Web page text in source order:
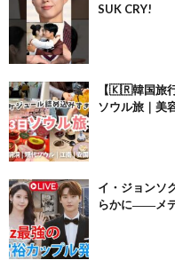
SUK CRY!
【🇰🇷韓国旅
ソウル旅｜美
イ・ジョンソ
らかに――メデ